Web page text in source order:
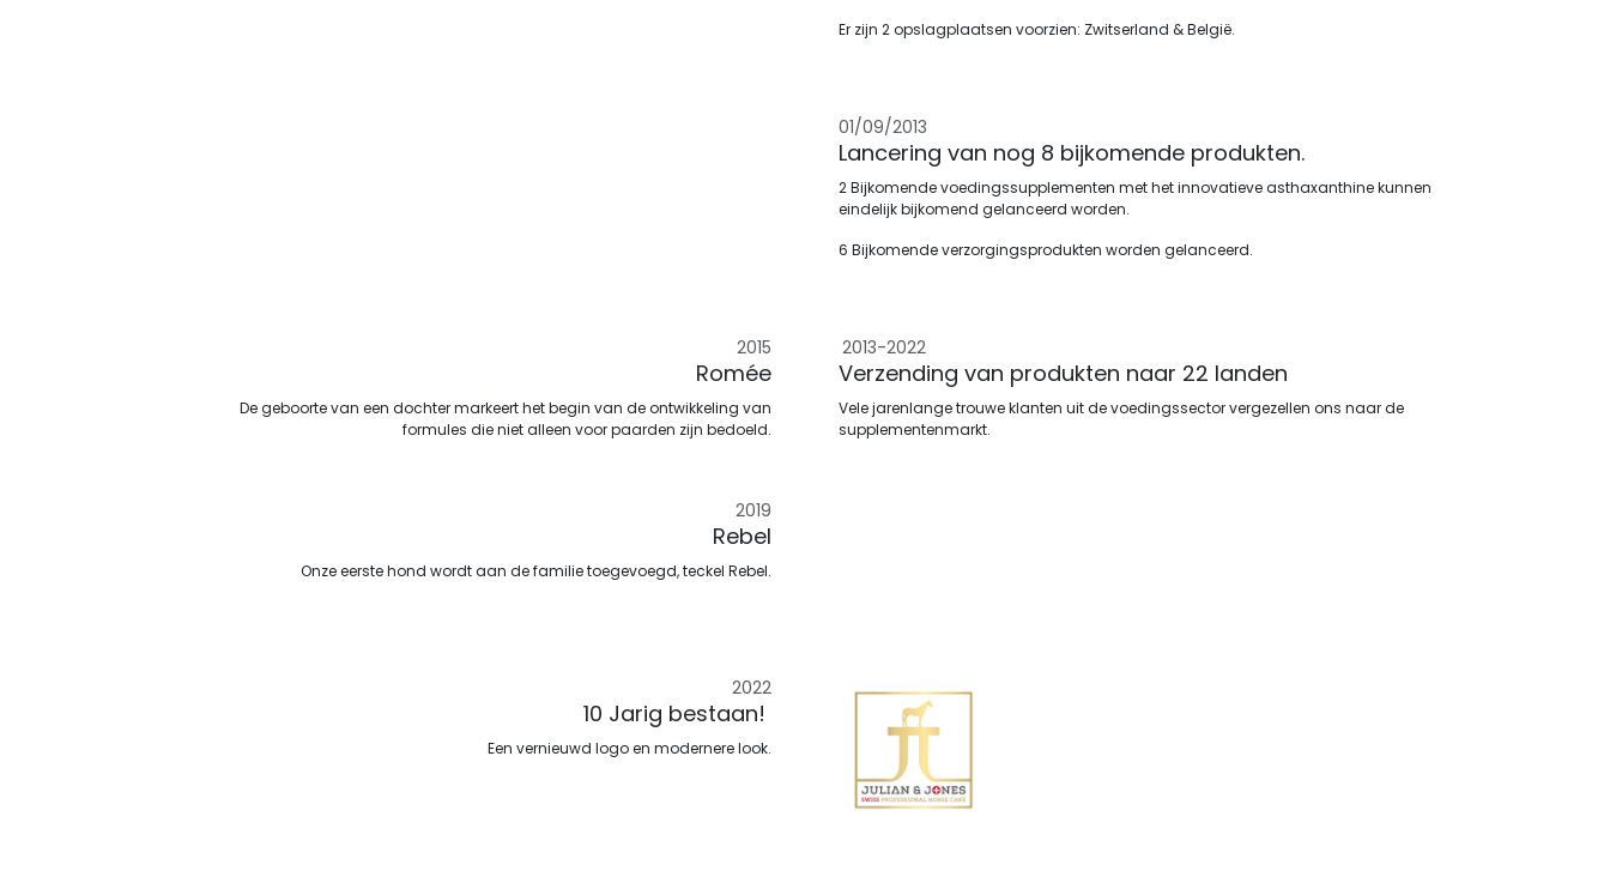
Er zijn 2 opslagplaatsen voorzien: Zwitserland & België.
01/09/2013
Lancering van nog 8 bijkomende produkten.
2 Bijkomende voedingssupplementen met het innovatieve asthaxanthine kunnen
eindelijk bijkomend gelanceerd worden.
6 Bijkomende verzorgingsprodukten worden gelanceerd.
2015
Romée
De geboorte van een dochter markeert het begin van de ontwikkeling van
formules die niet alleen voor paarden zijn bedoeld.
2019
Rebel
Onze eerste hond wordt aan de familie toegevoegd, teckel Rebel.
2013-2022
Verzending van produkten naar 22 landen
Vele jarenlange trouwe klanten uit de voedingssector vergezellen ons naar de
supplementenmarkt.
2022
10 Jarig bestaan!
Een vernieuwd logo en modernere look.